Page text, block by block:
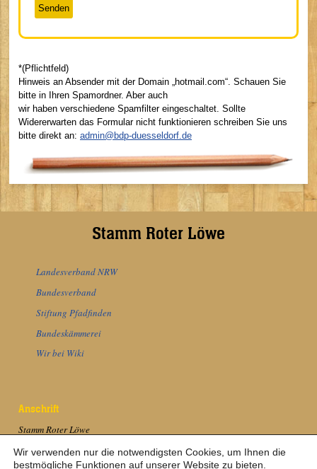
*(Pflichtfeld)
Hinweis an Absender mit der Domain „hotmail.com“. Schauen Sie
bitte in Ihren Spamordner. Aber auch
wir haben verschiedene Spamfilter eingeschaltet. Sollte
Widererwarten das Formular nicht funktionieren schreiben Sie uns
bitte direkt an: admin@bdp-duesseldorf.de
Stamm Roter Löwe
Landesverband NRW
Bundesverband
Stiftung Pfadfinden
Bundeskämmerei
Wir bei Wiki
Anschrift
Stamm Roter Löwe
Brüggener Weg 8
40547 Düsseldorf
Wir verwenden nur die notwendigsten Cookies, um Ihnen die
bestmögliche Funktionen auf unserer Website zu bieten.